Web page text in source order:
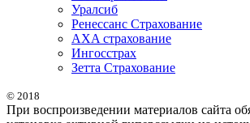
Уралсиб
Ренессанс Страхование
AXA страхование
Ингосстрах
Зетта Страхование
© 2018
При воспроизведении материалов сайта